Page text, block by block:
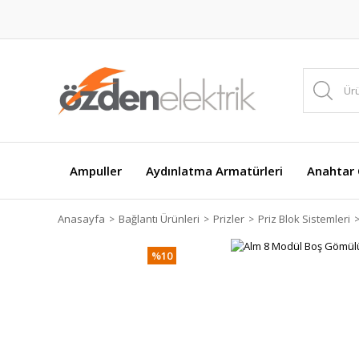
Ampuller Aydınlatma Armatürleri Anahtar
Anasayfa Bağlantı Ürünleri Prizler Priz Blok Sistemleri
%10